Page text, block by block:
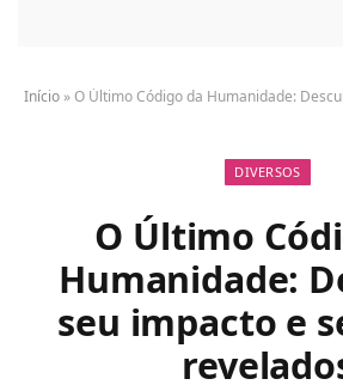
Início »O Último Código da Humanidade: Descubra seu
DIVERSOS
O Último
Humanidade:
seu impacto e